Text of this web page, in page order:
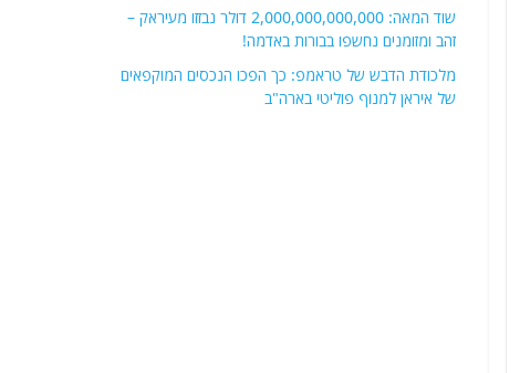
שוד המאה: 2,000,000,000,000 דולר נבזזו מעיראק –
זהב ומזומנים נחשפו בבורות באדמה!
מלכודת הדבש של טראמפ: כך הפכו הנכסים המוקפאים
של איראן למנוף פוליטי בארה"ב